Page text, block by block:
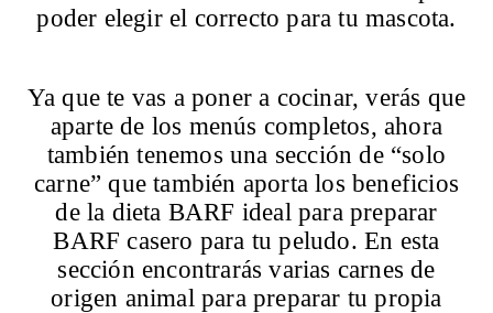
poder elegir el correcto para tu mascota.
Ya que te vas a poner a cocinar, verás que
aparte de los menús completos, ahora
también tenemos una sección de “solo
carne” que también aporta los beneficios
de la dieta BARF ideal para preparar
BARF casero para tu peludo. En esta
sección encontrarás varias carnes de
origen animal para preparar tu propia